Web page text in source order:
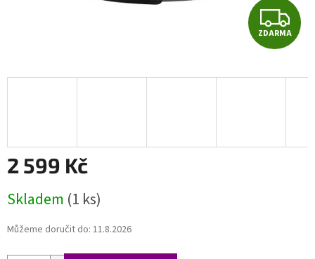
Z
D
A
ZDARMA
2 599 Kč
cena:
Skladem (1 ks)
Můžeme doručit do: 11.8.2026